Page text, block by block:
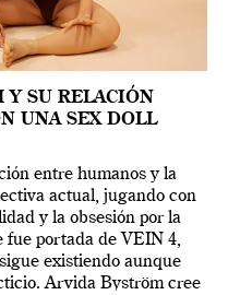
Y SU RELACIÓN
UNA SEX DOLL
entre humanos y la
actual, jugando con
y la obsesión por la
fue portada de VEIN 4,
existiendo aunque
Arvida Byström cree